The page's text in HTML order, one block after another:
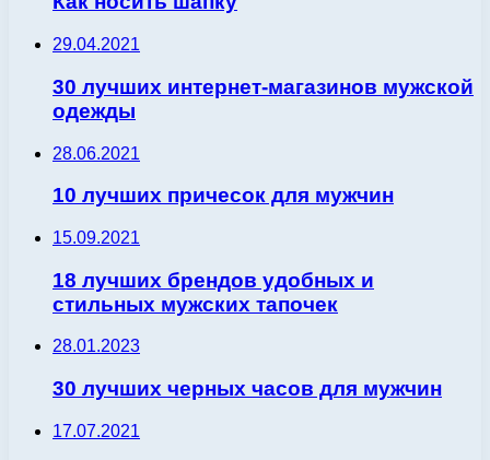
29.04.2021
30 лучших интернет-магазинов мужской
одежды
28.06.2021
10 лучших причесок для мужчин
15.09.2021
18 лучших брендов удобных и
стильных мужских тапочек
28.01.2023
30 лучших черных часов для мужчин
17.07.2021